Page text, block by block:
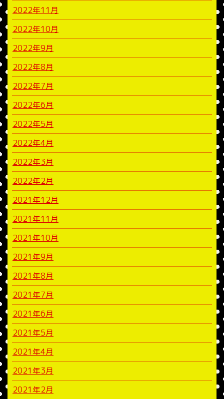
2022年11月
2022年10月
2022年9月
2022年8月
2022年7月
2022年6月
2022年5月
2022年4月
2022年3月
2022年2月
2021年12月
2021年11月
2021年10月
2021年9月
2021年8月
2021年7月
2021年6月
2021年5月
2021年4月
2021年3月
2021年2月